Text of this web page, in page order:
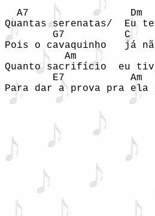
  A7                 Dm
Quantas serenatas/  Eu
        G7          C
Pois o cavaquinho   já
Am
Quanto sacrifício  eu
        E7           Am
Para dar a prova pra ela /